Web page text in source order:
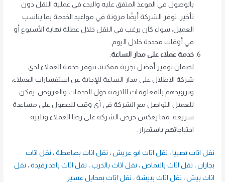
بالوصول في الموعد المتفق عليه والبدء في عملية النقل دون
تأخير. توفر الشركة أيضًا مرونة في مواعيد الخدمة بما يناسب
العميل، سواء كان يرغب في النقل خلال عطلة نهاية الأسبوع أو
في أوقات محددة خلال اليوم.
خدمة عملاء على مدار الساعة:
لضمان توفير أفضل تجربة ممكنة، تتوفر خدمة العملاء لدى
شركة الاطلال على مدار الساعة للإجابة عن استفسارات العملاء،
وتزويدهم بالمعلومات اللازمة حول الخدمات والعروض. يمكن
للعميل التواصل مع الشركة في أي وقت للحصول على مساعدة
سريعة، مما يعكس حرص الشركة على رضا العملاء وتلبية
احتياجاتهم باستمرار.
نقل اثاث بصبيا،نقل اثاث ابو عريش ،نقل اثاث بصامطة، نقل اثاث
بجازان ، نقل اثاث بالنماص ،نقل اثاث بالدرب، نقل اثاث باحد رفيدة ،نقل
اثاث بيش ،نقل اثاث ببيشة،نقل اثاث بمحايل عسير